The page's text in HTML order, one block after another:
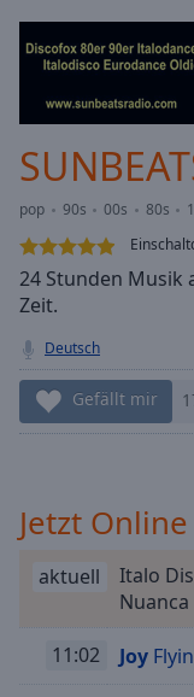
Skip
Forward
Current
Loaded:
0.00%
Stream
TypeLIVE
live,
currently
behind
LIVE
Remaining
1x
Rate
Chapters
pop 90s 00s 80s
24 Stunden Musik
Zeit.
Deutsch
Gefällt mir
Jetzt Online
aktuell
Italo
Nuanca
11:02 Joy